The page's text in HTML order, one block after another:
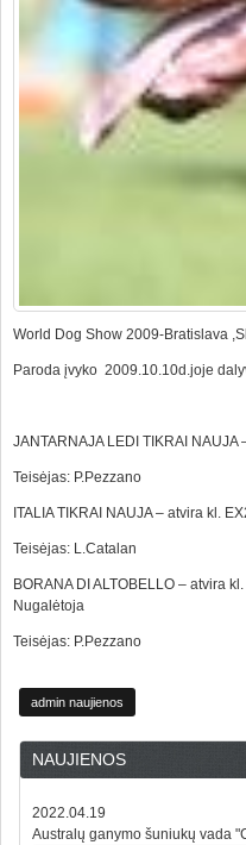
World Dog Show 2009-Bratislava
Paroda įvyko 2009.10.10d.joje
JANTARNAJA LEDI TIKRAI NAUJA
Teisėjas: P.Pezzano
ITALIA TIKRAI NAUJA – atvira kl.
Teisėjas: L.Catalan
BORANA DI ALTOBELLO – atvira
Nugalėtoja
Teisėjas: P.Pezzano
admin naujienos
NAUJIENOS
2022.04.19
Australų ganymo šuniukų vada